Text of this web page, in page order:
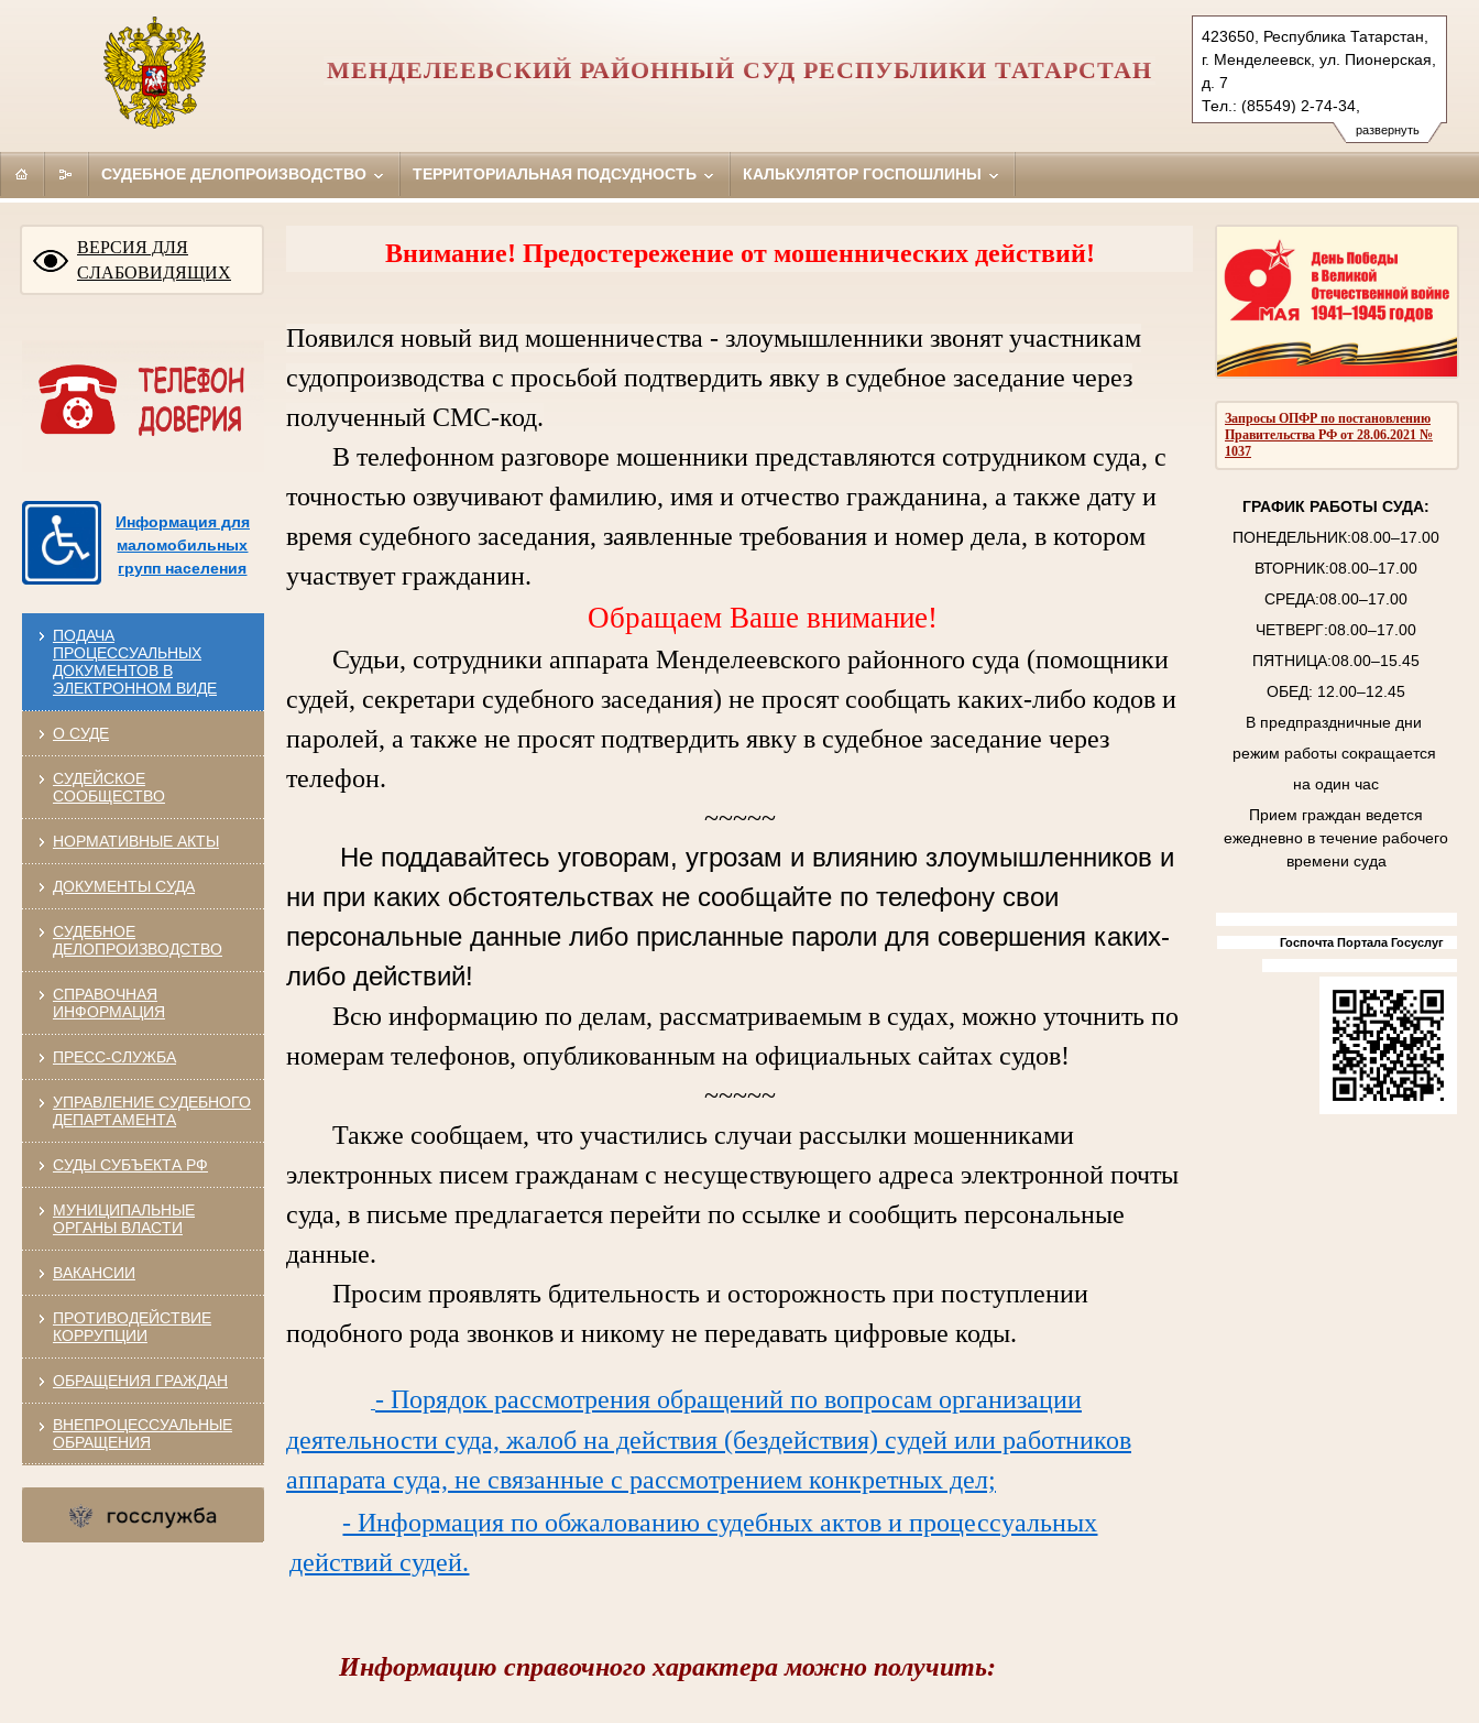
развернуть
423650, Республика Татарстан,
г. Менделеевск, ул. Пионерская,
д. 7
Тел.: (85549) 2-74-34,
(85549) 2-53-44 (ф.)
mendeleevsky.tat@sudrf.ru
МЕНДЕЛЕЕВСКИЙ РАЙОННЫЙ СУД РЕСПУБЛИКИ ТАТАРСТАН
СУДЕБНОЕ ДЕЛОПРОИЗВОДСТВО ТЕРРИТОРИАЛЬНАЯ ПОДСУДНОСТЬ КАЛЬКУЛЯТОР ГОСПОШЛИНЫ
ВЕРСИЯ ДЛЯ
СЛАБОВИДЯЩИХ
Информация для
маломобильных
групп населения
ПОДАЧА
ПРОЦЕССУАЛЬНЫХ
ДОКУМЕНТОВ В
ЭЛЕКТРОННОМ ВИДЕ
О СУДЕ
СУДЕЙСКОЕ
СООБЩЕСТВО
НОРМАТИВНЫЕ АКТЫ
ДОКУМЕНТЫ СУДА
СУДЕБНОЕ
ДЕЛОПРОИЗВОДСТВО
СПРАВОЧНАЯ
ИНФОРМАЦИЯ
ПРЕСС-СЛУЖБА
УПРАВЛЕНИЕ СУДЕБНОГО
ДЕПАРТАМЕНТА
СУДЫ СУБЪЕКТА РФ
МУНИЦИПАЛЬНЫЕ
ОРГАНЫ ВЛАСТИ
ВАКАНСИИ
ПРОТИВОДЕЙСТВИЕ
КОРРУПЦИИ
ОБРАЩЕНИЯ ГРАЖДАН
ВНЕПРОЦЕССУАЛЬНЫЕ
ОБРАЩЕНИЯ
Запросы ОПФР по постановлению
Правительства РФ от 28.06.2021 №
1037
ГРАФИК РАБОТЫ СУДА:
ПОНЕДЕЛЬНИК:08.00–17.00
ВТОРНИК:08.00–17.00
СРЕДА:08.00–17.00
ЧЕТВЕРГ:08.00–17.00
ПЯТНИЦА:08.00–15.45
ОБЕД: 12.00–12.45
В предпраздничные дни
режим работы сокращается
на один час
Прием граждан ведется
ежедневно в течение рабочего
времени суда
Госпочта Портала Госуслуг
Внимание! Предостережение от мошеннических действий!
Появился новый вид мошенничества - злоумышленники звонят участникам
судопроизводства с просьбой подтвердить явку в судебное заседание через
полученный СМС-код.
В телефонном разговоре мошенники представляются сотрудником суда, с
точностью озвучивают фамилию, имя и отчество гражданина, а также дату и
время судебного заседания, заявленные требования и номер дела, в котором
участвует гражданин.
Обращаем Ваше внимание!
Судьи, сотрудники аппарата Менделеевского районного суда (помощники
судей, секретари судебного заседания) не просят сообщать каких-либо кодов и
паролей, а также не просят подтвердить явку в судебное заседание через
телефон.
~~~~~
Не поддавайтесь уговорам, угрозам и влиянию злоумышленников и
ни при каких обстоятельствах не сообщайте по телефону свои
персональные данные либо присланные пароли для совершения каких-
либо действий!
Всю информацию по делам, рассматриваемым в судах, можно уточнить по
номерам телефонов, опубликованным на официальных сайтах судов!
~~~~~
Также сообщаем, что участились случаи рассылки мошенниками
электронных писем гражданам с несуществующего адреса электронной почты
суда, в письме предлагается перейти по ссылке и сообщить персональные
данные.
Просим проявлять бдительность и осторожность при поступлении
подобного рода звонков и никому не передавать цифровые коды.
- Порядок рассмотрения обращений по вопросам организации
деятельности суда, жалоб на действия (бездействия) судей или работников
аппарата суда, не связанные с рассмотрением конкретных дел;
- Информация по обжалованию судебных актов и процессуальных
действий судей.
Информацию справочного характера можно получить: